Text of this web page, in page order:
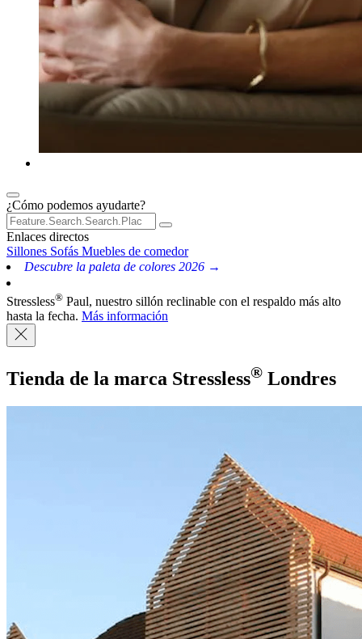
¿Cómo podemos ayudarte?
Enlaces directos
Sillones Sofás Muebles de comedor
Descubre la paleta de colores 2026 →
Stressless® Paul, nuestro sillón reclinable con el respaldo más alto
hasta la fecha. Más información
Tienda de la marca Stressless® Londres